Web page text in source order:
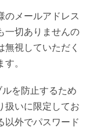
のメールアドレス
一切ありませんの
視していただく
。
を防止するため
扱いに限定してお
以外でパスワード